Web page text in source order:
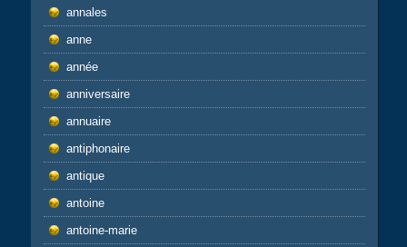
annales
anne
année
anniversaire
annuaire
antiphonaire
antique
antoine
antoine-marie